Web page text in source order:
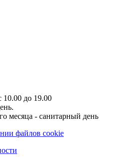
10.00 до 19.00
месяца - санитарный день
файлов cookie